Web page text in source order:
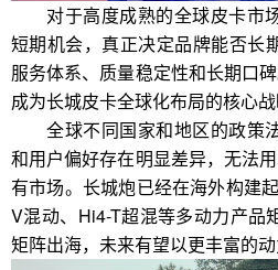
对于高度成熟的全球皮卡市
短期机会，真正决定品牌能否长
服务体系、质量稳定性和长期口
成为长城皮卡全球化布局的核心战
全球不同国家和地区的政策
和用户偏好存在明显差异，无法
有市场。长城炮已经在海外构建
V混动、Hi4-T超混等多动力产品
矩阵出海，未来有望以更丰富的动